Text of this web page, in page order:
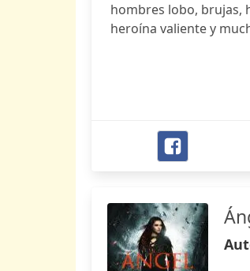
hombres lobo, brujas,
heroína valiente y